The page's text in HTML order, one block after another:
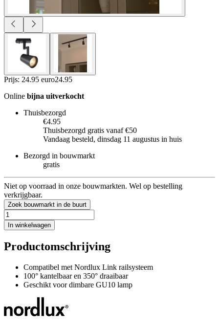
Prijs: 24.95 euro24.95
Online bijna uitverkocht
Thuisbezorgd
€4.95
Thuisbezorgd gratis vanaf €50
Vandaag besteld, dinsdag 11 augustus in huis
Bezorgd in bouwmarkt
gratis
Niet op voorraad in onze bouwmarkten. Wel op bestelling
verkrijgbaar.
Zoek bouwmarkt in de buurt
In winkelwagen
Productomschrijving
Compatibel met Nordlux Link railsysteem
100° kantelbaar en 350° draaibaar
Geschikt voor dimbare GU10 lamp